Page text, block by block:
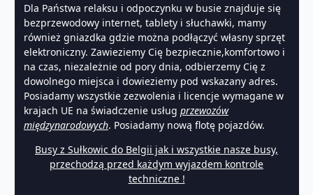
Dla Państwa relaksu i odpoczynku w busie znajduje się
bezprzewodowy internet, tablety i słuchawki, mamy
również gniazdka gdzie można podłączyć własny sprzęt
elektroniczny. Zawieziemy Cię bezpiecznie,komfortowo i
na czas, niezależnie od pory dnia, odbierzemy Cię z
dowolnego miejsca i dowieziemy pod wskazany adres.
Posiadamy wszystkie zezwolenia i licencje wymagane w
krajach UE na świadczenie usług przewozów
międzynarodowych. Posiadamy nową flotę pojazdów.
Busy z Sułkowic do Belgii jak i wszystkie nasze busy,
przechodzą przed każdym wyjazdem kontrole
techniczne !